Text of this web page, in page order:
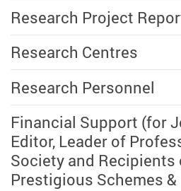
Research Project
Research Centres
Research Personnel
Financial Support (for
Editor, Leader of
Society and Recipients
Prestigious Schemes &